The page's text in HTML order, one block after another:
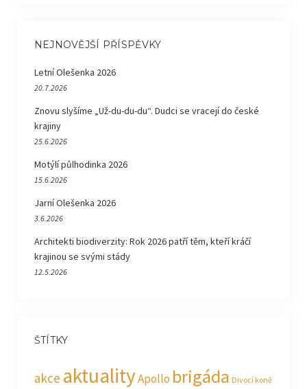
NEJNOVĚJŠÍ PŘÍSPĚVKY
Letní Olešenka 2026
20.7.2026
Znovu slyšíme „Už-du-du-du“. Dudci se vracejí do české
krajiny
25.6.2026
Motýlí půlhodinka 2026
15.6.2026
Jarní Olešenka 2026
3.6.2026
Architekti biodiverzity: Rok 2026 patří těm, kteří kráčí
krajinou se svými stády
12.5.2026
ŠTÍTKY
akce aktualityApollo brigáda Divocí koně